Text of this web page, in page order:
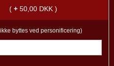
( + 50,00 DKK )
byttes ved personificering)